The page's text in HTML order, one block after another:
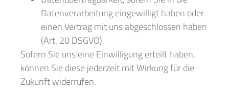
Datenverarbeitung eingewilligt haben oder
einen Vertrag mit uns abgeschlossen haben
(Art. 20 DSGVO).
Sofern Sie uns eine Einwilligung erteilt haben,
können Sie diese jederzeit mit Wirkung für die
Zukunft widerrufen.